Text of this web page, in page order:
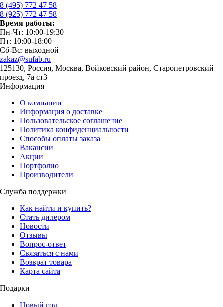
8 (495) 772 47 58
8 (925) 772 47 58
Время работы:
Пн-Чт: 10:00-19:30
Пт: 10:00-18:00
Сб-Вс: выходной
zakaz@sufab.ru
125130, Россия, Москва, Войковский район, Старопетровский
проезд, 7а ст3
Информация
О компании
Информация о доставке
Пользовательское соглашение
Политика конфиденциальности
Способы оплаты заказа
Вакансии
Акции
Портфолио
Производители
Служба поддержки
Как найти и купить?
Стать дилером
Новости
Отзывы
Вопрос-ответ
Связаться с нами
Возврат товара
Карта сайта
Подарки
Новый год